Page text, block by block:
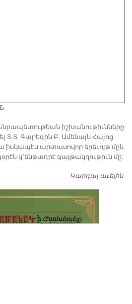
իշխանութիւնները
Տ.Տ. Գարեգին Բ. Ամենայն Հայոց
իսկապէս արտասովոր երեւոյթ մըն
կ՚ենթադրէ գայթակղութիւն մը:
Կարդալ աւելին